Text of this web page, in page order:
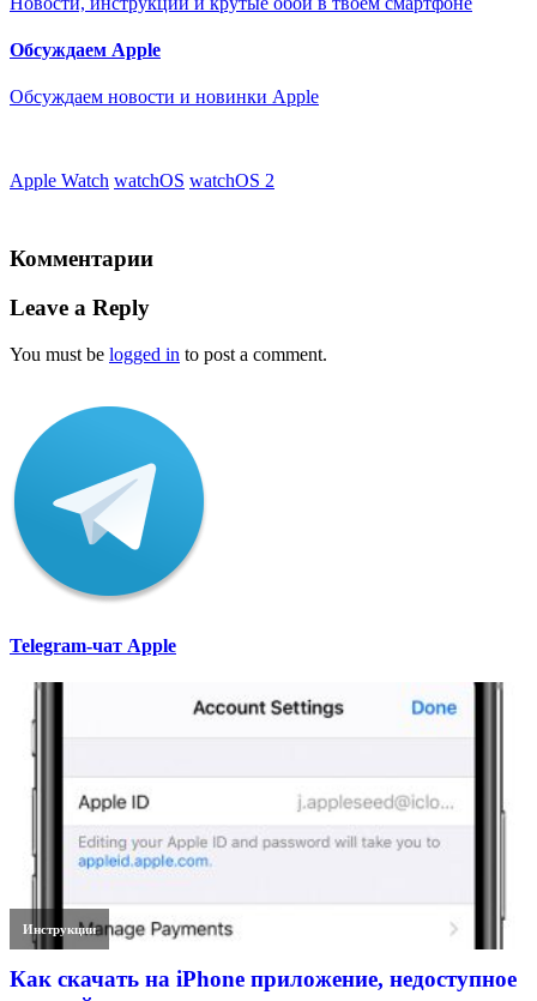
Обсуждаем Apple
Обсуждаем новости и новинки Apple
Apple Watch watchOS watchOS 2
Комментарии
Leave a Reply
You must be logged in to post a comment.
Telegram-чат Apple
Инструкции
Как скачать на iPhone приложение, недоступное